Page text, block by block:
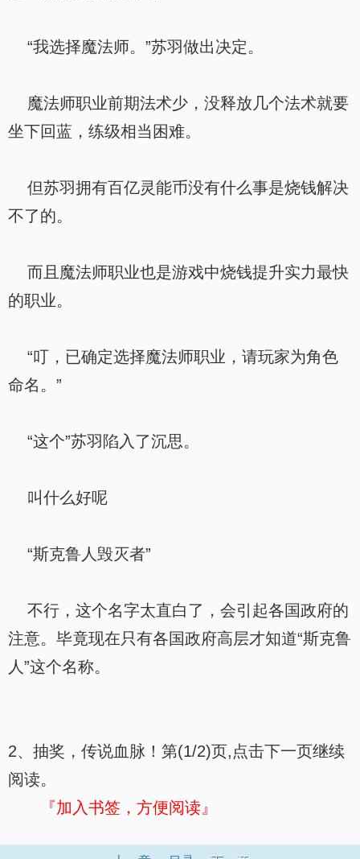
“我选择魔法师。”苏羽做出决定。
魔法师职业前期法术少，没释放几个法术就要
坐下回蓝，练级相当困难。
但苏羽拥有百亿灵能币没有什么事是烧钱解决
不了的。
而且魔法师职业也是游戏中烧钱提升实力最快
的职业。
“叮，已确定选择魔法师职业，请玩家为角色
命名。”
“这个”苏羽陷入了沉思。
叫什么好呢
“斯克鲁人毁灭者”
不行，这个名字太直白了，会引起各国政府的
注意。毕竟现在只有各国政府高层才知道“斯克鲁
人”这个名称。
2、抽奖，传说血脉！第(1/2)页,点击下一页继续
阅读。
『加入书签，方便阅读』